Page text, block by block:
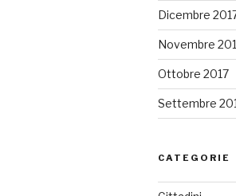
Dicembre
Novembre
Ottobre 2017
Settembre
CATEGORIE